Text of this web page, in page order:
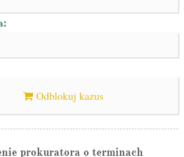
Odblokuj kazus
prokuratora o terminach